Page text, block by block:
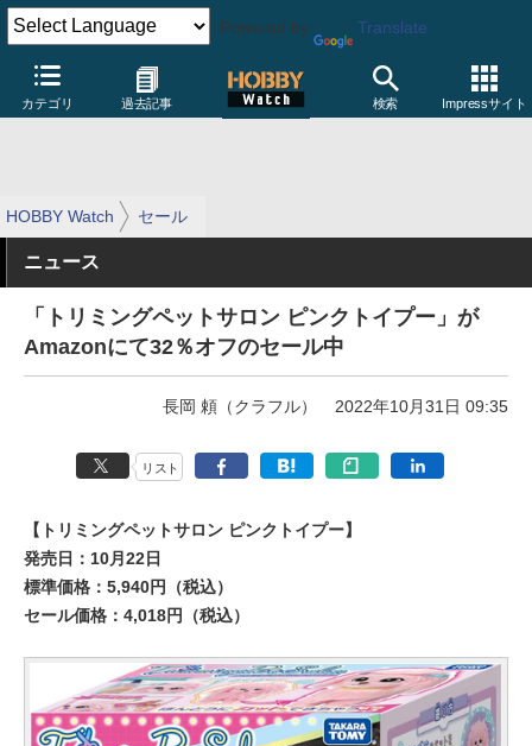
Powered by Translate
カテゴリ 過去記事 検索 Impressサイト
HOBBY Watch セール
ニュース
「トリミングペットサロン ピンクトイプー」が
Amazonにて32％オフのセール中
長岡 頼（クラフル） 2022年10月31日 09:35
リスト
【トリミングペットサロン ピンクトイプー】
発売日：10月22日
標準価格：5,940円（税込）
セール価格：4,018円（税込）